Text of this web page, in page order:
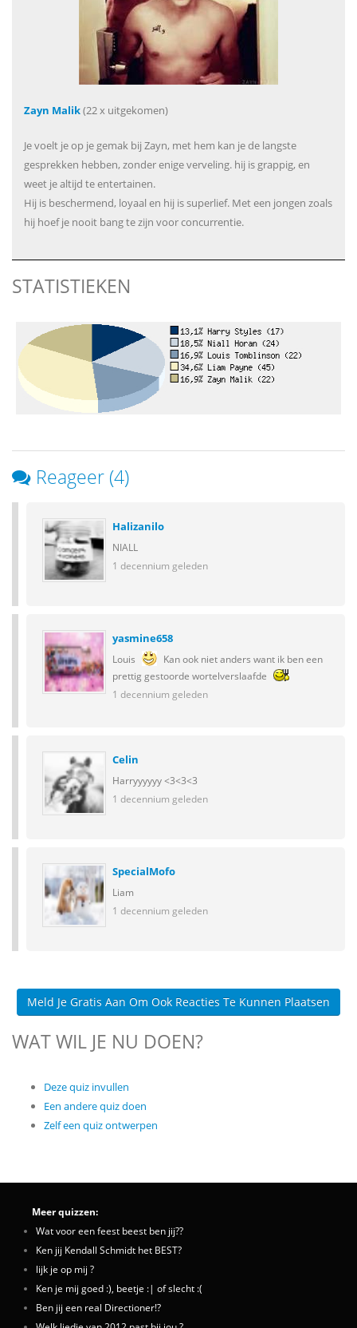
Zayn Malik(22 x uitgekomen)
Je voelt je op je gemak bij Zayn, met hem kan je de langste
gesprekken hebben, zonder enige verveling. hij is grappig, en
weet je altijd te entertainen.
Hij is beschermend, loyaal en hij is superlief. Met een jongen zoals
hij hoef je nooit bang te zijn voor concurrentie.
STATISTIEKEN
Reageer (4)
Halizanilo
NIALL
1 decennium geleden
yasmine658
Louis
Kan ook niet anders want ik ben een
prettig gestoorde wortelverslaafde
1 decennium geleden
Celin
Harryyyyyy <3<3<3
1 decennium geleden
SpecialMofo
Liam
1 decennium geleden
Meld Je Gratis Aan Om Ook Reacties Te Kunnen Plaatsen
WAT WIL JE NU DOEN?
Deze quiz invullen
Een andere quiz doen
Zelf een quiz ontwerpen
Meer quizzen:
Wat voor een feest beest ben jij??
Ken jij Kendall Schmidt het BEST?
lijk je op mij ?
Ken je mij goed :), beetje :| of slecht :(
Ben jij een real Directioner!?